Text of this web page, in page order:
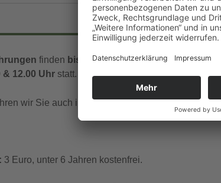
Google Kalender
finden bis Mitte November Dienstag,
& 12.00 Uhr statt.
wir Sie auch in englischer und französischer
3 Euro, unter 6 Jahren kostenfrei.